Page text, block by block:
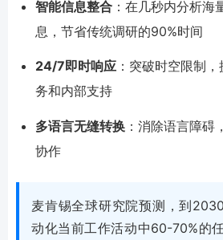
智能信息整合 ：在几秒内分析海
息，节省传统调研的90%时间
24/7即时响应 ：突破时空限制
务和内部支持
多语言无缝转换 ：消除语言障碍
协作
麦肯锡全球研究院预测，到
动化当前工作活动中60-70%的